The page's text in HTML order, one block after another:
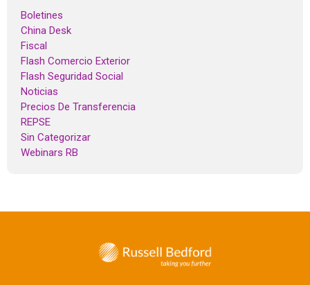
Boletines
China Desk
Fiscal
Flash Comercio Exterior
Flash Seguridad Social
Noticias
Precios De Transferencia
REPSE
Sin Categorizar
Webinars RB